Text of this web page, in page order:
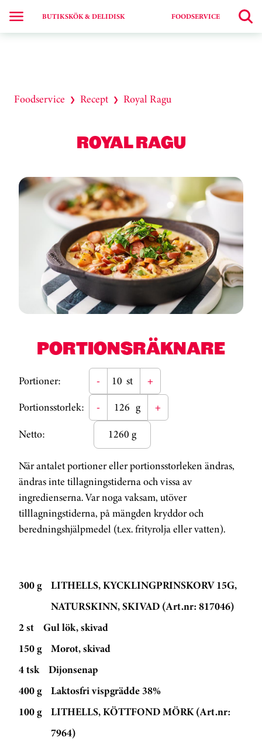
BUTIKSKÖK & DELIDISK FOODSERVICE
Foodservice ❯ Recept ❯ Royal Ragu
ROYAL RAGU
PORTIONSRÄKNARE
Portioner: - st
+
Portionsstorlek:
- g
+
Netto:
1260 g
När antalet portioner eller portionsstorleken ändras,
ändras inte tillagningstiderna och vissa av
ingredienserna. Var noga vaksam, utöver
tilllagningstiderna, på mängden kryddor och
beredningshjälpmedel (t.ex. frityrolja eller vatten).
300 g
LITHELLS, KYCKLINGPRINSKORV 15G,
NATURSKINN, SKIVAD (Art.nr: 817046)
2 st
Gul lök, skivad
150 g
Morot, skivad
4 tsk
Dijonsenap
400 g
Laktosfri vispgrädde 38%
100 g
LITHELLS, KÖTTFOND MÖRK (Art.nr:
7964)